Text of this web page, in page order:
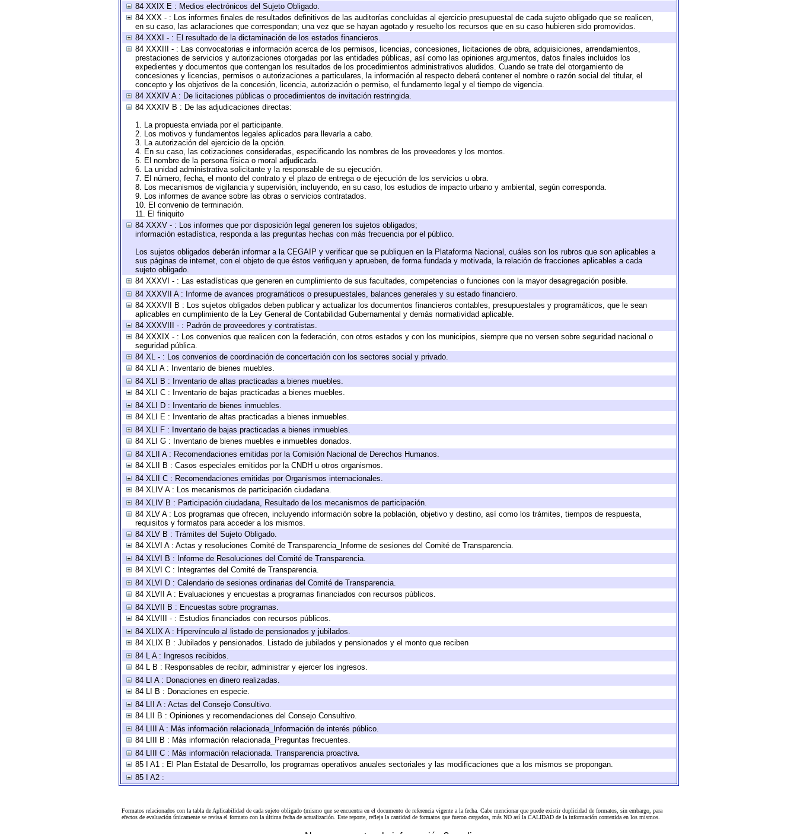
84 XXIX E : Medios electrónicos del Sujeto Obligado.
84 XXX - : Los informes finales de resultados definitivos de las auditorías concluidas al ejercicio presupuestal de cada sujeto obligado que se realicen,
en su caso, las aclaraciones que correspondan; una vez que se hayan agotado y resuelto los recursos que en su caso hubieren sido promovidos.
84 XXXI - : El resultado de la dictaminación de los estados financieros.
84 XXXIII - : Las convocatorias e información acerca de los permisos, licencias, concesiones, licitaciones de obra, adquisiciones, arrendamientos,
prestaciones de servicios y autorizaciones otorgadas por las entidades públicas, así como las opiniones argumentos, datos finales incluidos los
expedientes y documentos que contengan los resultados de los procedimientos administrativos aludidos. Cuando se trate del otorgamiento de
concesiones y licencias, permisos o autorizaciones a particulares, la información al respecto deberá contener el nombre o razón social del titular, el
concepto y los objetivos de la concesión, licencia, autorización o permiso, el fundamento legal y el tiempo de vigencia.
84 XXXIV A : De licitaciones públicas o procedimientos de invitación restringida.
84 XXXIV B : De las adjudicaciones directas:
1. La propuesta enviada por el participante.
2. Los motivos y fundamentos legales aplicados para llevarla a cabo.
3. La autorización del ejercicio de la opción.
4. En su caso, las cotizaciones consideradas, especificando los nombres de los proveedores y los montos.
5. El nombre de la persona física o moral adjudicada.
6. La unidad administrativa solicitante y la responsable de su ejecución.
7. El número, fecha, el monto del contrato y el plazo de entrega o de ejecución de los servicios u obra.
8. Los mecanismos de vigilancia y supervisión, incluyendo, en su caso, los estudios de impacto urbano y ambiental, según corresponda.
9. Los informes de avance sobre las obras o servicios contratados.
10. El convenio de terminación.
11. El finiquito
84 XXXV - : Los informes que por disposición legal generen los sujetos obligados;
información estadística, responda a las preguntas hechas con más frecuencia por el público.
Los sujetos obligados deberán informar a la CEGAIP y verificar que se publiquen en la Plataforma Nacional, cuáles son los rubros que son aplicables a
sus páginas de internet, con el objeto de que éstos verifiquen y aprueben, de forma fundada y motivada, la relación de fracciones aplicables a cada
sujeto obligado.
84 XXXVI - : Las estadísticas que generen en cumplimiento de sus facultades, competencias o funciones con la mayor desagregación posible.
84 XXXVII A : Informe de avances programáticos o presupuestales, balances generales y su estado financiero.
84 XXXVII B : Los sujetos obligados deben publicar y actualizar los documentos financieros contables, presupuestales y programáticos, que le sean
aplicables en cumplimiento de la Ley General de Contabilidad Gubernamental y demás normatividad aplicable.
84 XXXVIII - : Padrón de proveedores y contratistas.
84 XXXIX - : Los convenios que realicen con la federación, con otros estados y con los municipios, siempre que no versen sobre seguridad nacional o
seguridad pública.
84 XL - : Los convenios de coordinación de concertación con los sectores social y privado.
84 XLI A : Inventario de bienes muebles.
84 XLI B : Inventario de altas practicadas a bienes muebles.
84 XLI C : Inventario de bajas practicadas a bienes muebles.
84 XLI D : Inventario de bienes inmuebles.
84 XLI E : Inventario de altas practicadas a bienes inmuebles.
84 XLI F : Inventario de bajas practicadas a bienes inmuebles.
84 XLI G : Inventario de bienes muebles e inmuebles donados.
84 XLII A : Recomendaciones emitidas por la Comisión Nacional de Derechos Humanos.
84 XLII B : Casos especiales emitidos por la CNDH u otros organismos.
84 XLII C : Recomendaciones emitidas por Organismos internacionales.
84 XLIV A : Los mecanismos de participación ciudadana.
84 XLIV B : Participación ciudadana, Resultado de los mecanismos de participación.
84 XLV A : Los programas que ofrecen, incluyendo información sobre la población, objetivo y destino, así como los trámites, tiempos de respuesta,
requisitos y formatos para acceder a los mismos.
84 XLV B : Trámites del Sujeto Obligado.
84 XLVI A : Actas y resoluciones Comité de Transparencia_Informe de sesiones del Comité de Transparencia.
84 XLVI B : Informe de Resoluciones del Comité de Transparencia.
84 XLVI C : Integrantes del Comité de Transparencia.
84 XLVI D : Calendario de sesiones ordinarias del Comité de Transparencia.
84 XLVII A : Evaluaciones y encuestas a programas financiados con recursos públicos.
84 XLVII B : Encuestas sobre programas.
84 XLVIII - : Estudios financiados con recursos públicos.
84 XLIX A : Hipervínculo al listado de pensionados y jubilados.
84 XLIX B : Jubilados y pensionados. Listado de jubilados y pensionados y el monto que reciben
84 L A : Ingresos recibidos.
84 L B : Responsables de recibir, administrar y ejercer los ingresos.
84 LI A : Donaciones en dinero realizadas.
84 LI B : Donaciones en especie.
84 LII A : Actas del Consejo Consultivo.
84 LII B : Opiniones y recomendaciones del Consejo Consultivo.
84 LIII A : Más información relacionada_Información de interés público.
84 LIII B : Más información relacionada_Preguntas frecuentes.
84 LIII C : Más información relacionada. Transparencia proactiva.
85 I A1 : El Plan Estatal de Desarrollo, los programas operativos anuales sectoriales y las modificaciones que a los mismos se propongan.
85 I A2 :
Formatos relacionados con la tabla de Aplicabilidad de cada sujeto obligado (mismo que se encuentra en el documento de referenciavigente a la fecha. Cabe mencionar que puede existir duplicidad de formatos, sin embargo, para
efectos de evaluación únicamente se revisa el formato con la última fecha de actualización. Este reporte, refleja la cantidad de formatos que fueron cargados, más NO así la CALIDAD de la información contenida en los mismos.